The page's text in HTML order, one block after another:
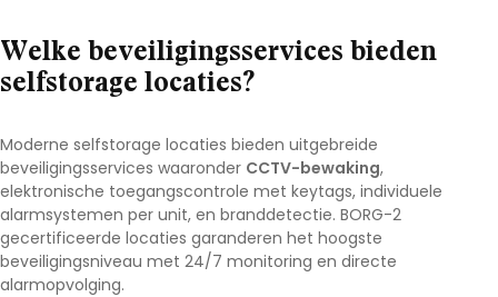
Welke beveiligingsservices bieden
selfstorage locaties?
Moderne selfstorage locaties bieden uitgebreide
beveiligingsservices waaronder CCTV-bewaking,
elektronische toegangscontrole met keytags, individuele
alarmsystemen per unit, en branddetectie. BORG-2
gecertificeerde locaties garanderen het hoogste
beveiligingsniveau met 24/7 monitoring en directe
alarmopvolging.